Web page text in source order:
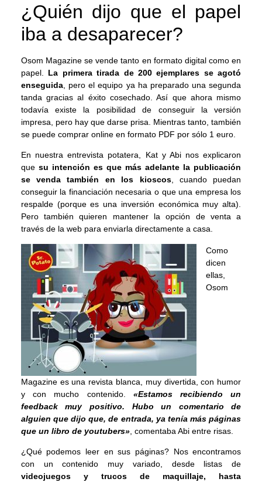
¿Quién dijo que el papel
iba a desaparecer?
Osom Magazine se vende tanto en formato digital como en
papel.
La primera tirada de 200 ejemplares se agotó
enseguida, pero el equipo ya ha preparado una segunda
tanda gracias al éxito cosechado. Así que ahora mismo
todavía existe la posibilidad de conseguir la versión
impresa, pero hay que darse prisa. Mientras tanto, también
se puede comprar online en formato PDF por sólo 1 euro.
En nuestra entrevista potatera, Kat y Abi nos explicaron
que su intención es que más adelante la publicación
se venda también en los kioscos, cuando puedan
conseguir la financiación necesaria o que una empresa los
respalde (porque es una inversión económica muy alta).
Pero también quieren mantener la opción de venta a
través de la web para enviarla directamente a casa.
Como
dicen
ellas,
Osom
Magazine es una revista blanca, muy divertida, con humor
y con mucho contenido. «Estamos recibiendo un
feedback muy positivo.
Hubo un comentario de
alguien que dijo que, de entrada, ya tenía más páginas
que un libro de youtubers», comentaba Abi entre risas.
¿Qué podemos leer en sus páginas? Nos encontramos
con un contenido muy variado, desde listas de
videojuegos y trucos de maquillaje, hasta